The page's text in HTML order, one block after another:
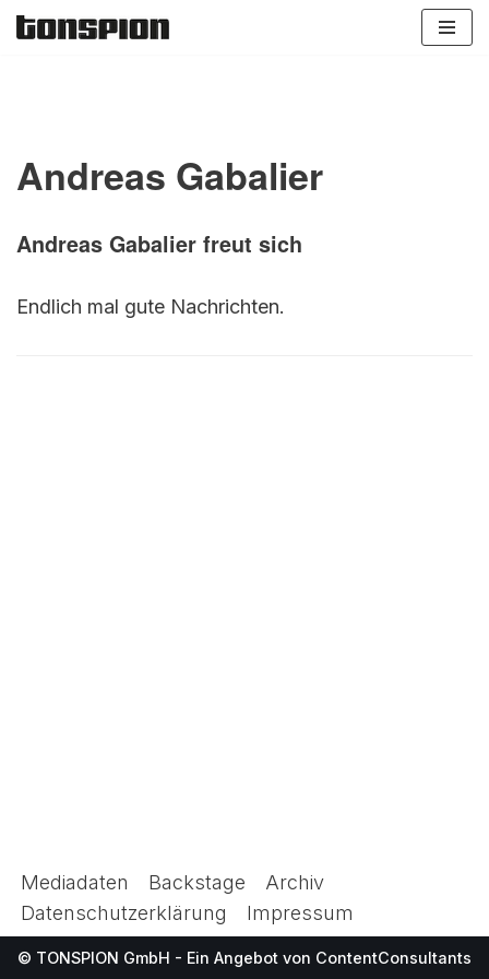
Andreas Gabalier
Andreas Gabalier freut sich
Endlich mal gute Nachrichten.
Mediadaten Backstage
Archiv
Datenschutzerklärung
Impressum
© TONSPION GmbH - Ein Angebot von ContentConsultants